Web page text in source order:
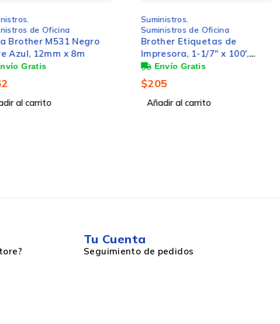
de Oficina
Brother M531 Negro
Azul, 12mm x 8m
al carrito
Suministros
Suministros de Oficina
Brother Etiquetas de
Impresora, 1-1/7'' x 100',
Blanco/Negro
$205
Añadir al carrito
Tu Cuenta
Seguimiento de pedidos